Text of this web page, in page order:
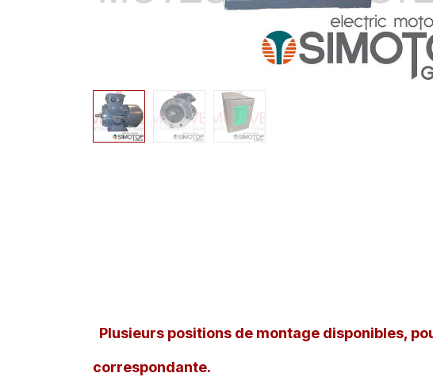
Plusieurs positions de montage disponibles,
correspondante.